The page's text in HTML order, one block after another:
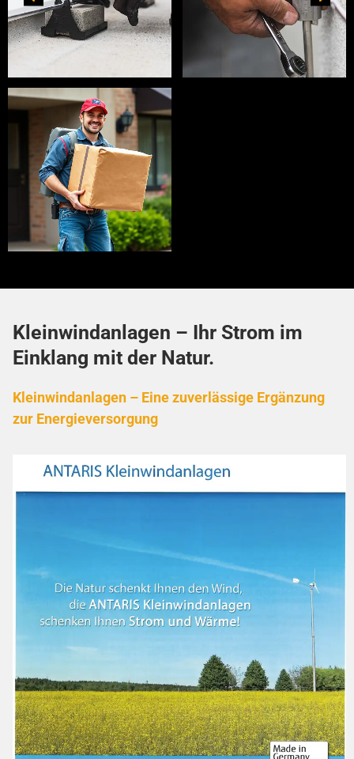
Kleinwindanlagen – Ihr Strom im
Einklang mit der Natur.
Kleinwindanlagen – Eine zuverlässige Ergänzung
zur Energieversorgung